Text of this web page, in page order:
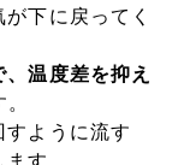
下に戻ってく
温度差を抑え
ように流す